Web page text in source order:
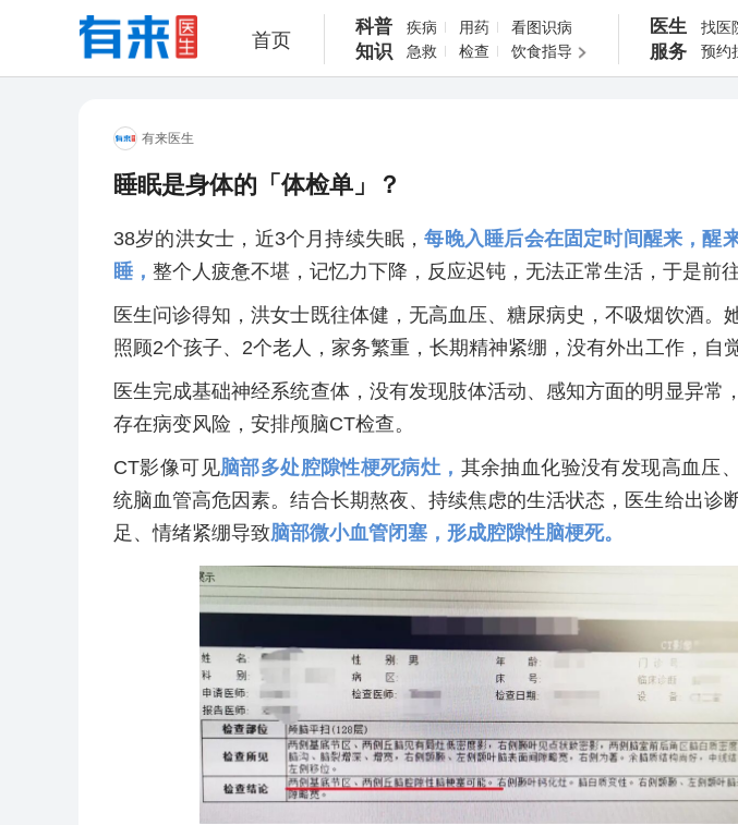
首页
科普
知识
疾病 用药
看图识病
急救
检查 饮食指导
医生
服务
找医
预约
有来医生
睡眠是身体的「体检单」？
38岁的洪女士，近3个月持续失眠，每晚入睡后会在固定时间醒来，醒
睡， 整个人疲惫不堪，记忆力下降，反应迟钝，无法正常生活，于是前往
医生问诊得知，洪女士既往体健，无高血压、糖尿病史，不吸烟饮酒。
照顾2个孩子、2个老人，家务繁重，长期精神紧绷，没有外出工作，自
医生完成基础神经系统查体，没有发现肢体活动、感知方面的明显异常
存在病变风险，安排颅脑CT检查。
CT影像可见脑部多处腔隙性梗死病灶， 其余抽血化验没有发现高血压
统脑血管高危因素。结合长期熬夜、持续焦虑的生活状态，医生给出诊
足、情绪紧绷导致脑部微小血管闭塞，形成腔隙性脑梗死。